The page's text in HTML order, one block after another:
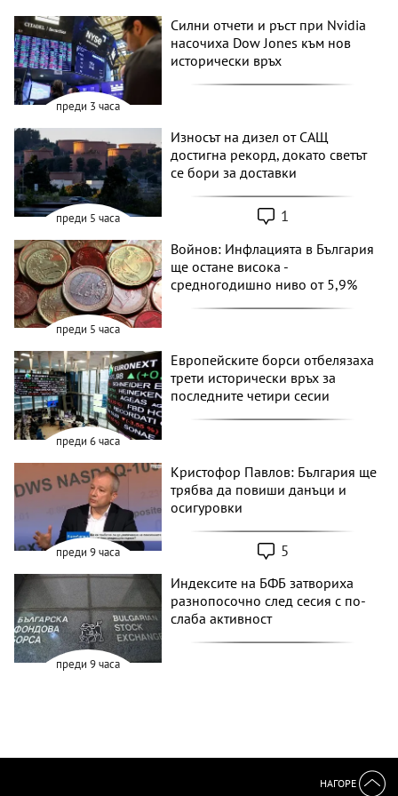
преди 3 часа
Силни отчети и ръст при Nvidia
насочиха Dow Jones към нов
исторически връх
преди 5 часа
Износът на дизел от САЩ
достигна рекорд, докато светът
се бори за доставки
1
преди 5 часа
Войнов: Инфлацията в България
ще остане висока -
средногодишно ниво от 5,9%
преди 6 часа
Европейските борси отбелязаха
трети исторически връх за
последните четири сесии
преди 9 часа
Кристофор Павлов: България ще
трябва да повиши данъци и
осигуровки
5
преди 9 часа
Индексите на БФБ затвориха
разнопосочно след сесия с по-
слаба активност
НАГОРЕ